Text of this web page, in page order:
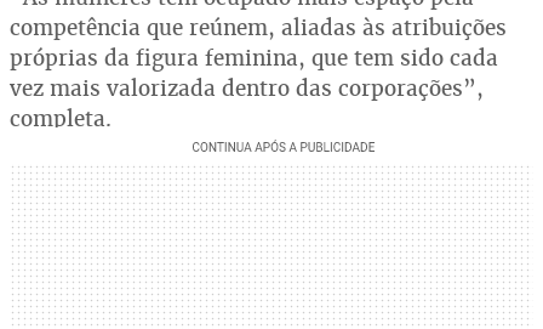
competência que reúnem, aliadas às atribuições
próprias da figura feminina, que tem sido cada
vez mais valorizada dentro das corporações”,
completa.